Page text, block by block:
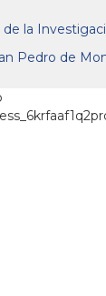
de la
Pedro de